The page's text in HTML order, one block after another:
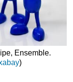
Ensemble.
)